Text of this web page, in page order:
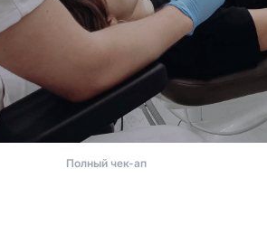
Полный чек-ап